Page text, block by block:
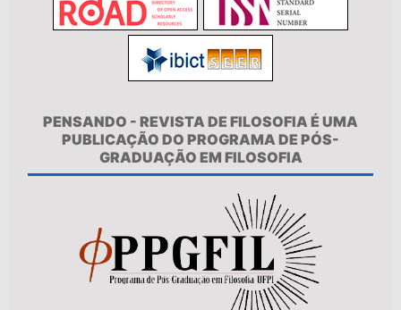
PENSANDO - REVISTA DE FILOSOFIA É UMA
PUBLICAÇÃO DO PROGRAMA DE PÓS-
GRADUAÇÃO EM FILOSOFIA